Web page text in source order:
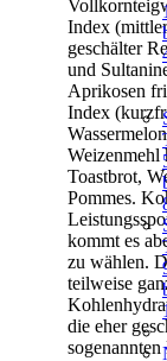
Index
geschälter
und
Aprikosen
Index
Weizenmehl
Toastbrot,
Pommes.
kommt es
zu wählen.
teilweise
die eher